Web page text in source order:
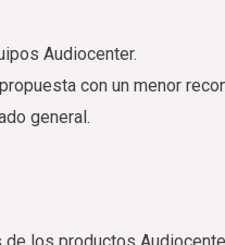
Audiocenter.
con un menor
general.